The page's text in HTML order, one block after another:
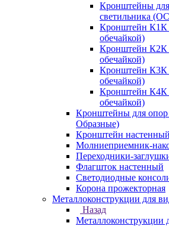
Кронштейны
светильника
Кронштейн К1К
обечайкой)
Кронштейн К2К
обечайкой)
Кронштейн К3К
обечайкой)
Кронштейн К4К
обечайкой)
Кронштейны для
Образные)
Кронштейн
Молниеприемник-
Переходники-
Флагшток настенный
Светодиодные
Корона прожекторная
Металлоконструкции для
Назад
Металлоконструкции